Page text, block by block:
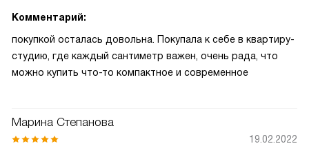
Комментарий:
покупкой осталась довольна. Покупала к себе в квартиру-
студию, где каждый сантиметр важен, очень рада, что
можно купить что-то компактное и современное
Марина Степанова
19.02.2022